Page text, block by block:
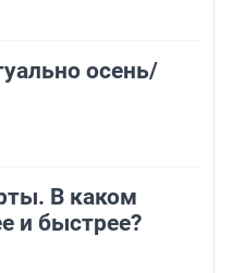
осень/
В каком
и быстрее?